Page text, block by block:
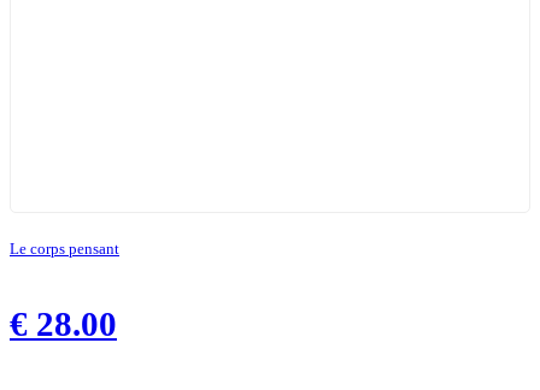
Le corps pensant
€ 28.00